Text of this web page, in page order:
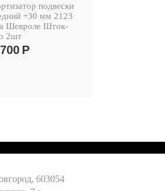
подвески
+30 мм 2123
Шевроле Шток-
2шт
Р
603054